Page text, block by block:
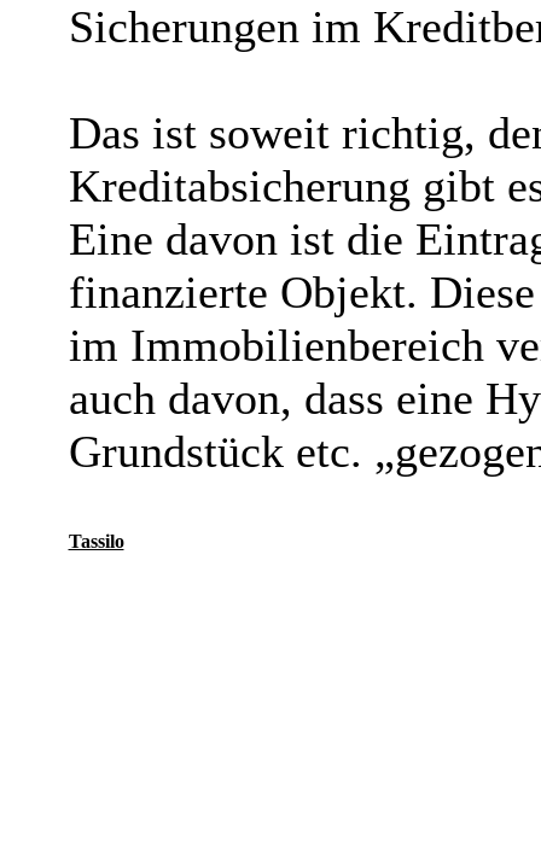
Sicherungen im
Das ist soweit richtig,
Kreditabsicherung gibt
Eine davon ist die
finanzierte Objekt.
im Immobilienbereich
auch davon, dass eine
Grundstück etc.
Tassilo